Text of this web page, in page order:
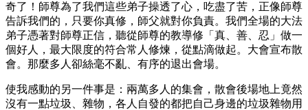
奇了！師尊為了我們這些弟子操透了心，吃盡了苦，正像師尊
告訴我們的，只要你真修，師父就對你負責。我們全場的大法
弟子憑著對師尊正信，聽從師尊的教導修「真、善、忍」做一
個好人，最大限度的符合常人修煉，從點滴做起。大會宣布散
會。那麼多人卻絲毫不亂、有序的退出會場。
使我感動的另一件事是：兩萬多人的集會，散會後場地上竟然
沒有一點垃圾、雜物，各人自發的都把自己身邊的垃圾雜物用